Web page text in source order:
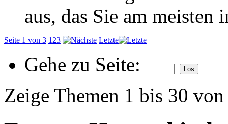
aus, das Sie am meisten
Seite 1 von 3 1 23 Letzte
Gehe zu Seite:
Zeige Themen 1 bis 30